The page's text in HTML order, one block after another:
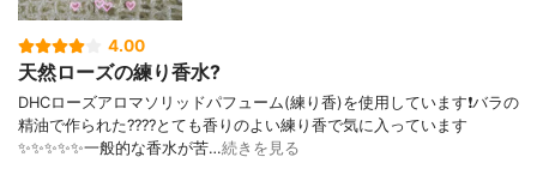
4.00
天然ローズの練り香水?
DHCローズアロマソリッドパフューム(練り香)を使用しています❗️バラの
精油で作られた????とても香りのよい練り香で気に入っています
✨✨✨✨✨一般的な香水が苦…続きを見る